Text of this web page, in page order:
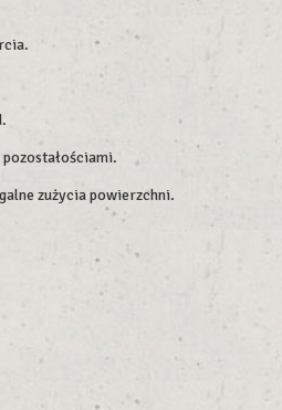
zużycia powierzchni.